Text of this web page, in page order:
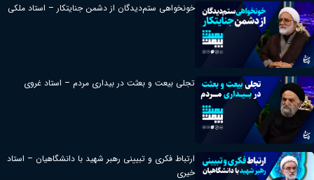
خونخواهی ستم‌دیدگان از دشمن جنایتکار – استاد ملکی
تجلی بیعت و بعثت در بیداری مردم – استاد غروی
ارتباط فکری و تبیینی رهبر شهید با دانشگاهیان – استاد
خیری